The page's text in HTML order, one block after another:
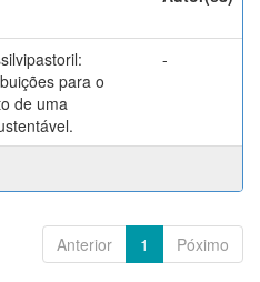
para o
de uma
-
Anterior 1 Póximo